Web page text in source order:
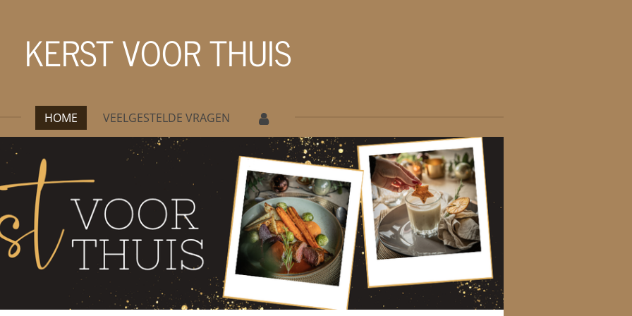
KERST VOOR THUIS
HOME VEELGESTELDE VRAGEN